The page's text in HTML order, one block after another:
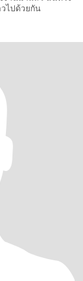
ไปด้วยกัน